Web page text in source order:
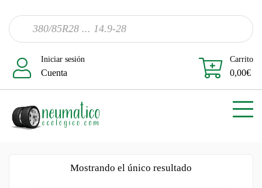
Iniciar sesión
Cuenta
Carrito
0,00€
Mostrando el único resultado